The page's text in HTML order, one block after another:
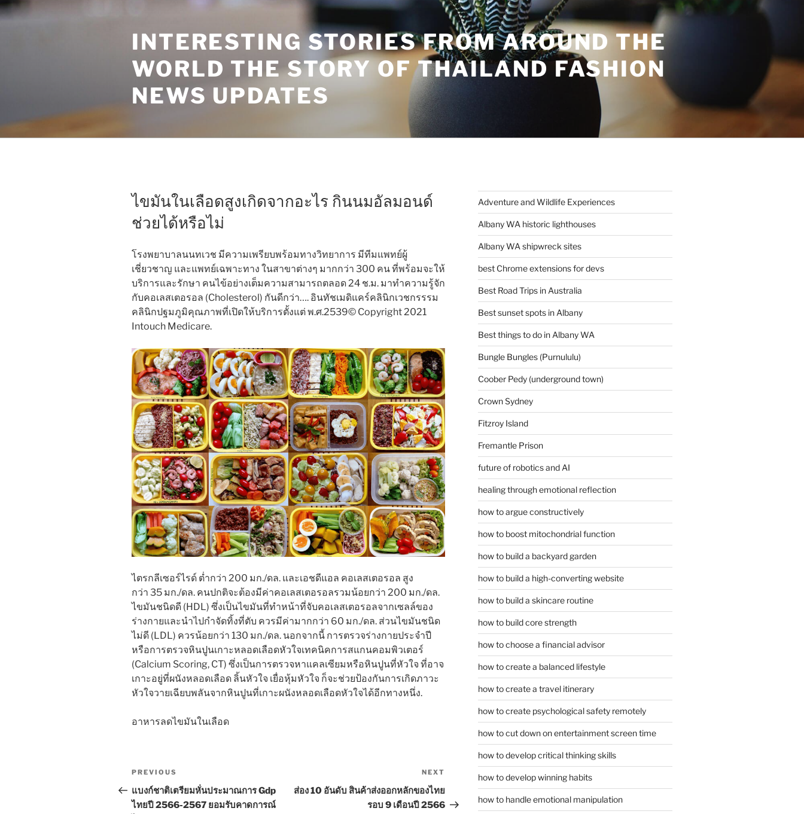
Skip
to
INTERESTING STORIES FROM AROUND THE
WORLD THE STORY OF THAILAND FASHION
NEWS UPDATES
ไขมันในเลือดสูงเกิดจากอะไร กินนมอัลมอนด์
ช่วยได้หรือไม่
โรงพยาบาลนนทเวช มีความเพรียบพร้อมทางวิทยาการ มีทีมแพทย์ผู้
เชี่ยวชาญ และแพทย์เฉพาะทาง ในสาขาต่างๆ มากกว่า 300 คน ที่พร้อมจะให้
บริการและรักษา คนไข้อย่างเต็มความสามารถตลอด 24 ช.ม. มาทำความรู้จัก
กับคอเลสเตอรอล (Cholesterol) กันดีกว่า…. อินทัชเมดิแคร์คลินิกเวชกรรรม
คลินิกปฐมภูมิคุณภาพที่เปิดให้บริการตั้งแต่ พ.ศ.2539© Copyright 2021
Intouch Medicare.
ไตรกลีเซอร์ไรด์ ต่ำกว่า 200 มก./ดล. และเอชดีแอล คอเลสเตอรอล สูง
กว่า 35 มก./ดล. คนปกติจะต้องมีค่าคอเลสเตอรอลรวมน้อยกว่า 200 มก./ดล.
ไขมันชนิดดี (HDL) ซึ่งเป็นไขมันที่ทำหน้าที่จับคอเลสเตอรอลจากเซลล์ของ
ร่างกายและนำไปกำจัดทิ้งที่ตับ ควรมีค่ามากกว่า 60 มก./ดล. ส่วนไขมันชนิด
ไม่ดี (LDL) ควรน้อยกว่า 130 มก./ดล. นอกจากนี้ การตรวจร่างกายประจำปี
หรือการตรวจหินปูนเกาะหลอดเลือดหัวใจเทคนิคการสแกนคอมพิวเตอร์
(Calcium Scoring, CT) ซึ่งเป็นการตรวจหาแคลเซียมหรือหินปูนที่หัวใจ ที่อาจ
เกาะอยู่ที่ผนังหลอดเลือด ลิ้นหัวใจ เยื่อหุ้มหัวใจ ก็จะช่วยป้องกันการเกิดภาวะ
หัวใจวายเฉียบพลันจากหินปูนที่เกาะผนังหลอดเลือดหัวใจได้อีกทางหนึ่ง.
อาหารลดไขมันในเลือด
Post
navigation
Previous
Post
PREVIOUS
แบงก์ชาติเตรียมหั่นประมาณการ Gdp
ไทยปี 2566-2567 ยอมรับคาดการณ์
Post
NEXT
ส่อง 10 อันดับ สินค้าส่งออกหลักของไทย
รอบ 9 เดือนปี 2566
Adventure and Wildlife Experiences
Albany WA historic lighthouses
Albany WA shipwreck sites
best Chrome extensions for devs
Best Road Trips in Australia
Best sunset spots in Albany
Best things to do in Albany WA
Bungle Bungles (Purnululu)
Coober Pedy (underground town)
Crown Sydney
Fitzroy Island
Fremantle Prison
future of robotics and AI
healing through emotional reflection
how to argue constructively
how to boost mitochondrial function
how to build a backyard garden
how to build a high-converting website
how to build a skincare routine
how to build core strength
how to choose a financial advisor
how to create a balanced lifestyle
how to create a travel itinerary
how to create psychological safety remotely
how to cut down on entertainment screen time
how to develop critical thinking skills
how to develop winning habits
how to handle emotional manipulation